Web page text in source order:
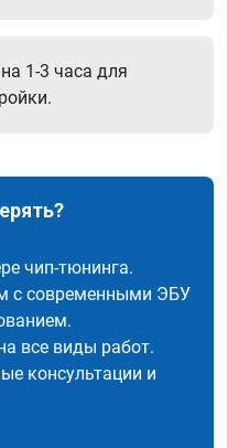
1-3 часа для
чип-тюнинга.
с современными ЭБУ
все виды работ.
консультации и